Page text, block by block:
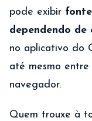
pode exibir
dependendo de
no aplicativo do
até mesmo entre
navegador.
Quem trouxe à